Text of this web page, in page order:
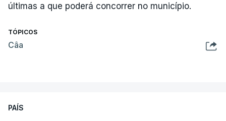
últimas a que poderá concorrer no município.
TÓPICOS
Câa
PAÍS